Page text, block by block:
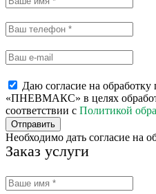
Даю согласие на
«ПНЕВМАКС» в целях
соответствии с Политикой
Отправить
Необходимо дать согласие на
Заказ услуги